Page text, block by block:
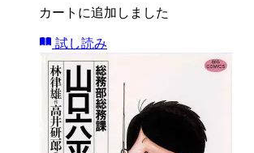
カートに追加しました
試し読み